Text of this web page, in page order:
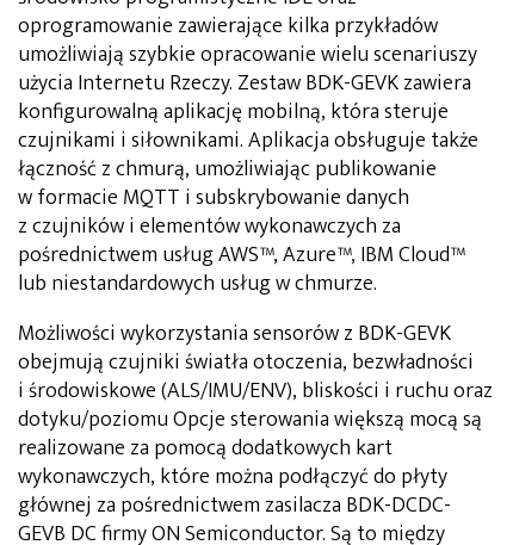
oprogramowanie zawierające kilka przykładów
umożliwiają szybkie opracowanie wielu scenariuszy
użycia Internetu Rzeczy. Zestaw BDK-GEVK zawiera
konfigurowalną aplikację mobilną, która steruje
czujnikami i siłownikami. Aplikacja obsługuje także
łączność z chmurą, umożliwiając publikowanie
w formacie MQTT i subskrybowanie danych
z czujników i elementów wykonawczych za
pośrednictwem usług AWS™, Azure™, IBM Cloud™
lub niestandardowych usług w chmurze.
Możliwości wykorzystania sensorów z BDK-GEVK
obejmują czujniki światła otoczenia, bezwładności
i środowiskowe (ALS/IMU/ENV), bliskości i ruchu oraz
dotyku/poziomu Opcje sterowania większą mocą są
realizowane za pomocą dodatkowych kart
wykonawczych, które można podłączyć do płyty
głównej za pośrednictwem zasilacza BDK-DCDC-
GEVB DC firmy ON Semiconductor. Są to między